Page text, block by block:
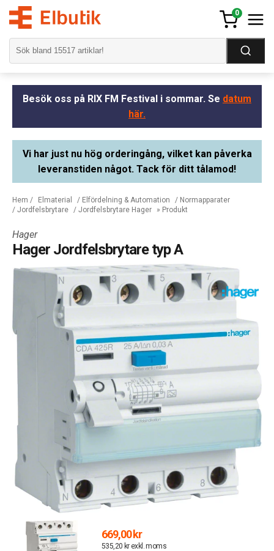
0
Besök oss på RIX FM Festival i sommar. Se datum
här.
Vi har just nu hög orderingång, vilket kan påverka
leveranstiden något. Tack för ditt tålamod!
Hem / Elmaterial / Elfördelning & Automation / Normapparater
/ Jordfelsbrytare / Jordfelsbrytare Hager » Produkt
Hager
Hager Jordfelsbrytare typ A
669,00 kr
535,20 kr exkl. moms